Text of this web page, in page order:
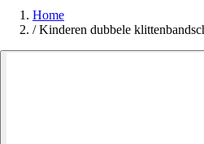
Home
/ Kinderen dubbele